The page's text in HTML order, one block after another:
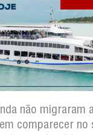
não migraram
comparecer no